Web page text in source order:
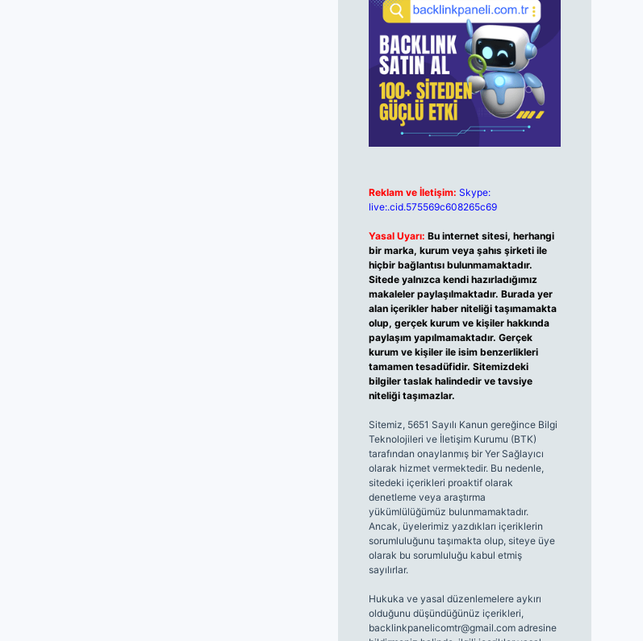
Reklam ve İletişim: Skype:
live:.cid.575569c608265c69
Yasal Uyarı: Bu internet sitesi, herhangi
bir marka, kurum veya şahıs şirketi ile
hiçbir bağlantısı bulunmamaktadır.
Sitede yalnızca kendi hazırladığımız
makaleler paylaşılmaktadır. Burada yer
alan içerikler haber niteliği taşımamakta
olup, gerçek kurum ve kişiler hakkında
paylaşım yapılmamaktadır. Gerçek
kurum ve kişiler ile isim benzerlikleri
tamamen tesadüfidir. Sitemizdeki
bilgiler taslak halindedir ve tavsiye
niteliği taşımazlar.
Sitemiz, 5651 Sayılı Kanun gereğince Bilgi
Teknolojileri ve İletişim Kurumu (BTK)
tarafından onaylanmış bir Yer Sağlayıcı
olarak hizmet vermektedir. Bu nedenle,
sitedeki içerikleri proaktif olarak
denetleme veya araştırma
yükümlülüğümüz bulunmamaktadır.
Ancak, üyelerimiz yazdıkları içeriklerin
sorumluluğunu taşımakta olup, siteye üye
olarak bu sorumluluğu kabul etmiş
sayılırlar.
Hukuka ve yasal düzenlemelere aykırı
olduğunu düşündüğünüz içerikleri,
backlinkpanelicomtr@gmail.comadresine